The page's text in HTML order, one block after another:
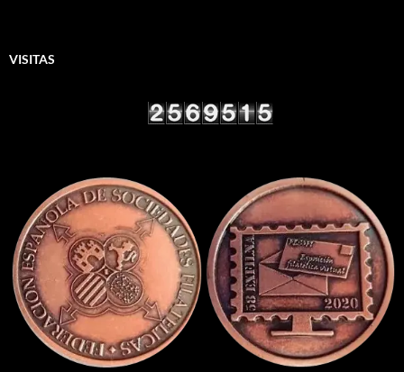
VISITAS